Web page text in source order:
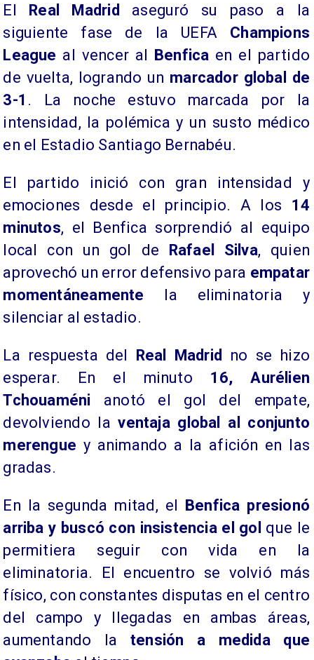
El Real Madrid
aseguró su paso a la
siguiente fase de la UEFA Champions
League al vencer al Benfica en el partido
de vuelta, logrando un marcador global de
3-1 . La noche estuvo marcada por la
intensidad, la polémica y un susto médico
en el Estadio Santiago Bernabéu.
El partido inició con gran intensidad y
emociones desde el principio. A los 14
minutos, el Benfica sorprendió al equipo
local con un gol de Rafael Silva, quien
aprovechó un error defensivo para empatar
momentáneamente la eliminatoria y
silenciar al estadio.
La respuesta del Real Madrid
no se hizo
esperar. En el minuto 16, Aurélien
Tchouaméni anotó el gol del empate,
devolviendo laventaja global al conjunto
merengue y animando a la afición en las
gradas.
En la segunda mitad, el Benfica presionó
arriba y buscó con insistencia el gol que le
permitiera seguir con vida en la
eliminatoria. El encuentro se volvió más
físico, con constantes disputas en el centro
del campo y llegadas en ambas áreas,
aumentando la tensión a medida que